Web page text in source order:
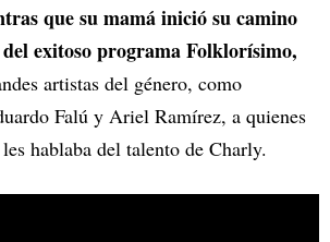
que su mamá inició su camino
exitoso programa Folklorísimo,
artistas del género, como
Falú y Ariel Ramírez, a quienes
hablaba del talento de Charly.